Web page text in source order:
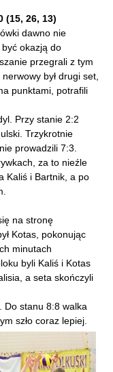
(15, 26, 13)
dawno nie
być okazją do
przegrali z tym
był drugi set,
punktami, potrafili
Przy stanie 2:2
Trzykrotnie
prowadzili 7:3.
za to nieźle
Kaliś i Bartnik, a po
na stronę
Kotas, pokonując
minutach
byli Kaliś i Kotas
a seta skończyli
Do stanu 8:8 walka
szło coraz lepiej.